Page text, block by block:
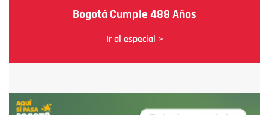
Bogotá Cumple 488 Años
Ir al especial >